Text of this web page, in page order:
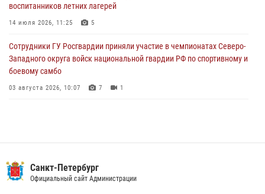
Сотрудники ГУ Росгвардии приняли участие в чемпионатах Северо-
Западного округа войск национальной гвардии РФ по спортивному и
03 августа 2026, 10:07 7 1
воспитанников летних лагерей
14 июля 2026, 11:25 5
Сотрудники ГУ Росгвардии приняли участие в чемпионатах Северо-
Западного округа войск национальной гвардии РФ по спортивному и
боевому самбо
03 августа 2026, 10:07 7 1
В Красногвардейском районе росгвардейцы задержали хулигана,
угрожавшего мужчине пневматическим пистолетом
Санкт-Петербург
Официальный сайт Администрации